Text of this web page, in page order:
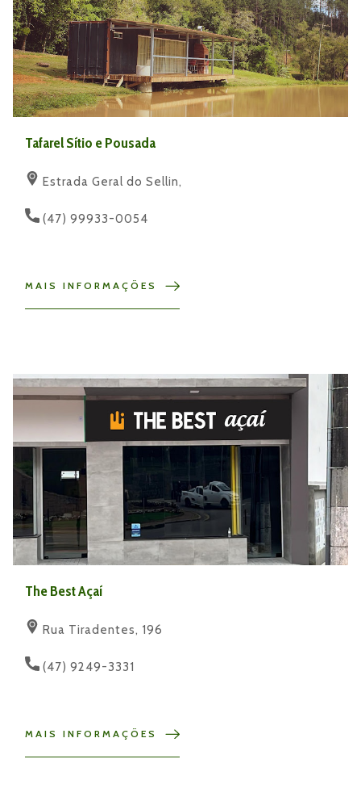
Tafarel Sítio e Pousada
Estrada Geral do Sellin,
(47) 99933-0054
MAIS INFORMAÇÕES
The Best Açaí
Rua Tiradentes, 196
(47) 9249-3331
MAIS INFORMAÇÕES